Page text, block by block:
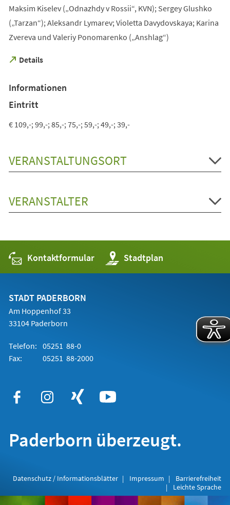
Maksim Kiselev („Odnazhdy v Rossii“, KVN); Sergey Glushko
(„Tarzan“); Aleksandr Lymarev; Violetta Davydovskaya; Karina
Zvereva und Valeriy Ponomarenko („Anshlag“)
Details
(Öffnet
neuen
Tab)
Informationen
Eintritt
€ 109,-; 99,-; 85,-; 75,-; 59,-; 49,-; 39,-
VERANSTALTUNGSORT
VERANSTALTER
Kontaktformular Stadtplan
(Öffnet
in
einem
STADT PADERBORN
Am Hoppenhof 33
33104 Paderborn
Telefon: 05251 88-0
Fax:
05251 88-2000
Paderborn überzeugt.
Datenschutz / Informationsblätter Impressum
Barrierefreiheit
Leichte Sprache